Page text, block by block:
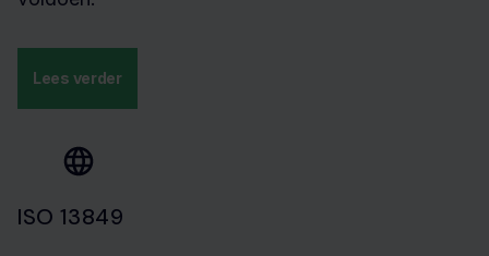
Lees verder
ISO 13849